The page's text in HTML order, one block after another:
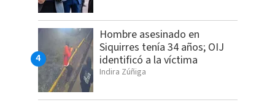
Hombre asesinado en
Siquirres tenía 34 años; OIJ
identificó a la víctima
Indira Zúñiga